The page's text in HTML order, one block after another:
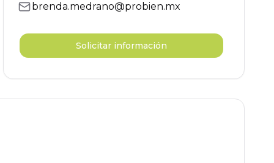
brenda.medrano@probien.mx
Solicitar información